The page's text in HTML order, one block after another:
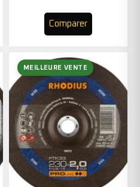
Comparer
MEILLEURE VENTE